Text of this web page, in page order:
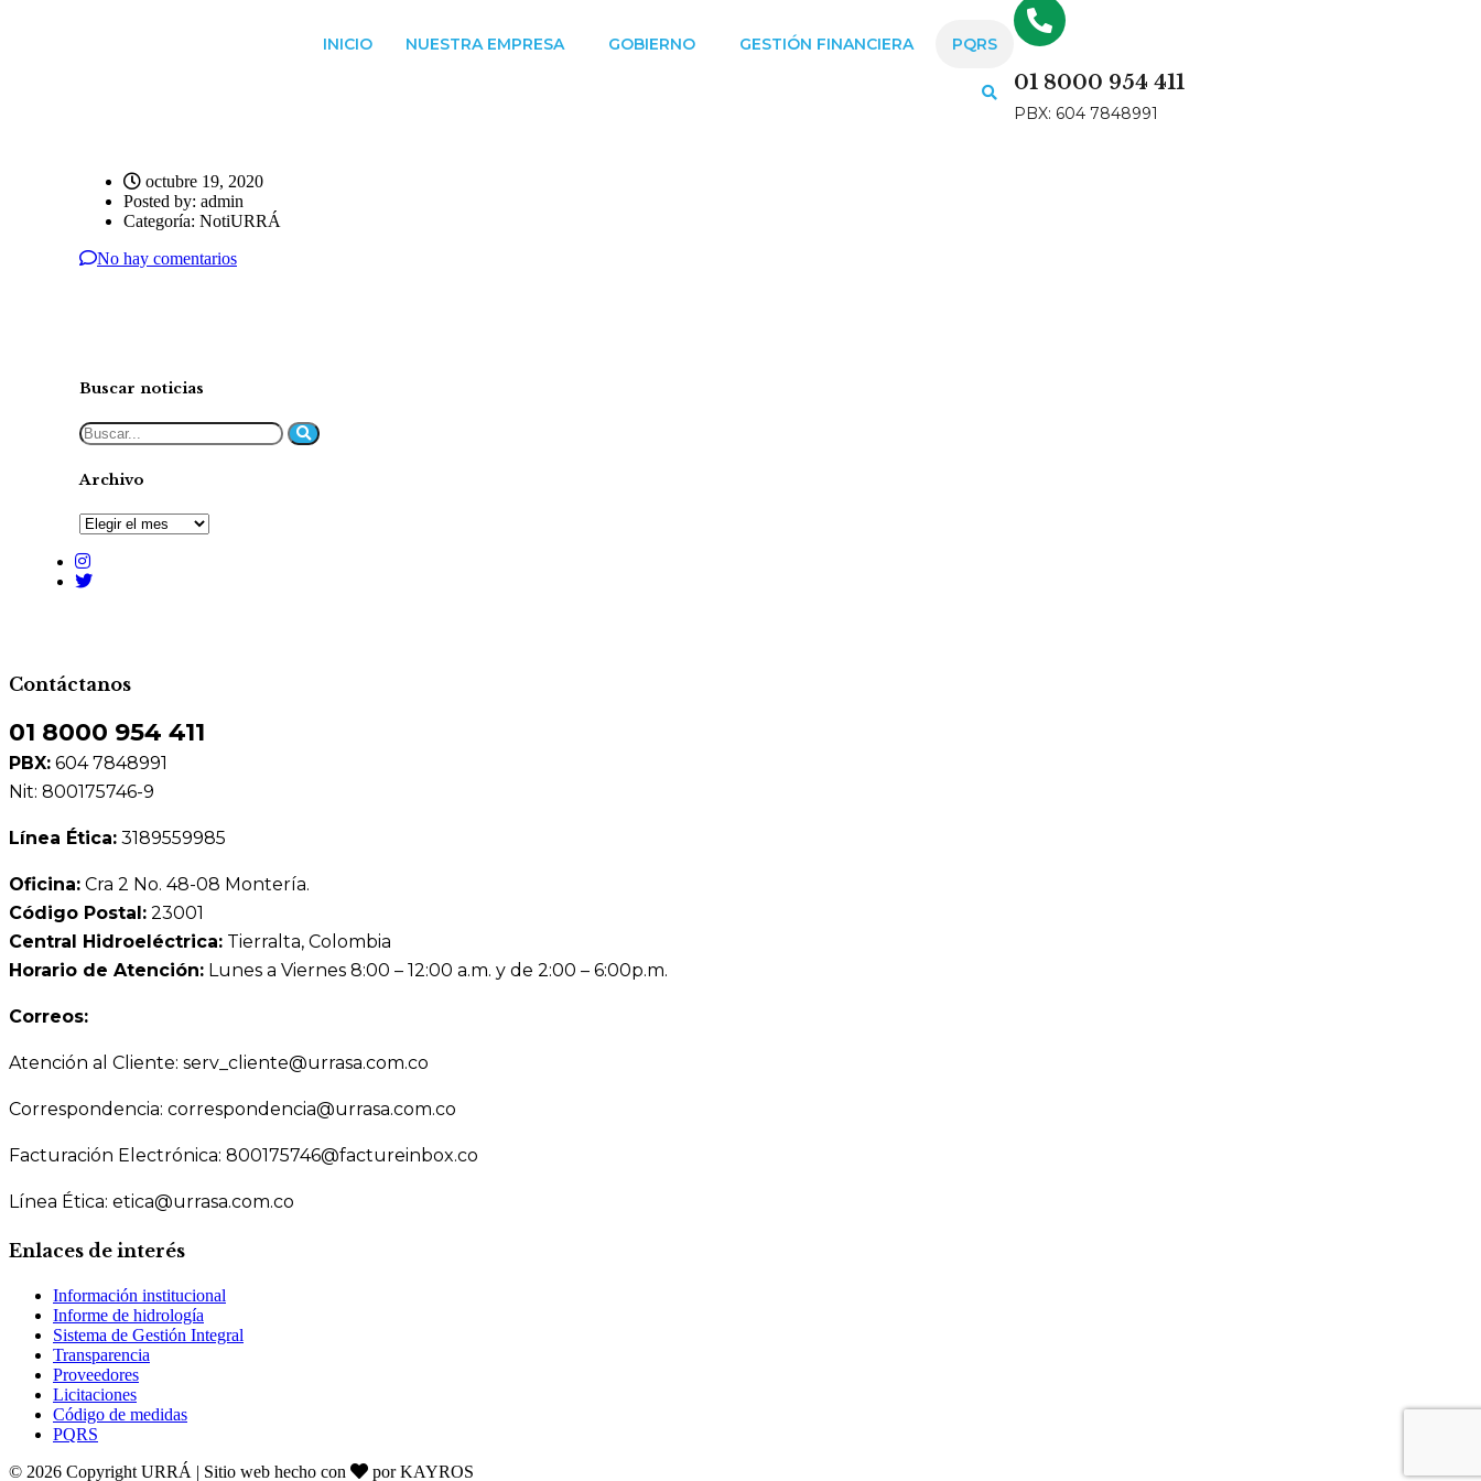
INICIO NUESTRA EMPRESA GOBIERNO GESTIÓN FINANCIERA PQRS
01 8000 954 411
PBX: 604 7848991
octubre 19, 2020
Posted by: admin
Categoría: NotiURRÁ
No hay comentarios
Buscar noticias
Archivo
Contáctanos
01 8000 954 411
PBX: 604 7848991
Nit: 800175746-9
Línea Ética: 3189559985
Oficina: Cra 2 No. 48-08 Montería.
Código Postal: 23001
Central Hidroeléctrica: Tierralta, Colombia
Horario de Atención: Lunes a Viernes 8:00 – 12:00 a.m. y de 2:00 – 6:00p.m.
Correos:
Atención al Cliente: serv_cliente@urrasa.com.co
Correspondencia: correspondencia@urrasa.com.co
Facturación Electrónica: 800175746@factureinbox.co
Línea Ética: etica@urrasa.com.co
Enlaces de interés
Información institucional
Informe de hidrología
Sistema de Gestión Integral
Transparencia
Proveedores
Licitaciones
Código de medidas
PQRS
© 2026 Copyright URRÁ | Sitio web hecho con
por KAYROS